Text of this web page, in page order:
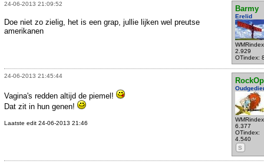
24-06-2013 21:09:52
Barmy
Erelid
2.929
OTindex:
Doe niet zo zielig, het is een grap, jullie lijken wel preutse
amerikanen
24-06-2013 21:45:44
6.377
OTindex:
4.540
S
Vagina's redden altijd de piemel!
Dat zit in hun genen!
Laatste edit 24-06-2013 21:46